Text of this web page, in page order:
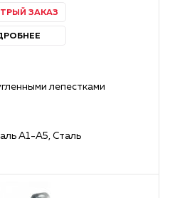
ЗАКАЗ
лепестками
А1-А5, Сталь